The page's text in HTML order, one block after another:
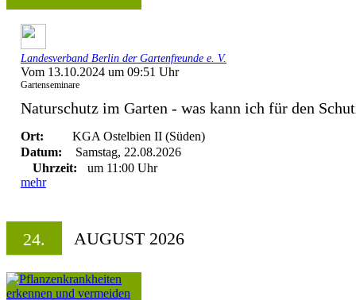
Landesverband Berlin der Gartenfreunde e. V.
Vom 13.10.2024 um 09:51 Uhr
Gartenseminare
Naturschutz im Garten - was kann ich für den
Ort:
KGA Ostelbien II (Süden)
Datum:
Samstag, 22.08.2026
Uhrzeit:
um 11:00 Uhr
mehr
24. AUGUST 2026